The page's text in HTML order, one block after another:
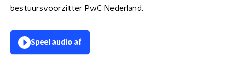
bestuursvoorzitter PwC Nederland.
Speel audio af